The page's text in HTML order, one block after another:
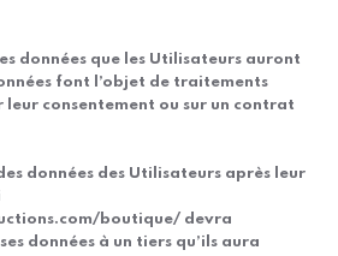
données que les Utilisateurs auront
font l’objet de traitements
leur consentement ou sur un contrat
données des Utilisateurs après leur
boutique/ devra
données à un tiers qu’ils aura